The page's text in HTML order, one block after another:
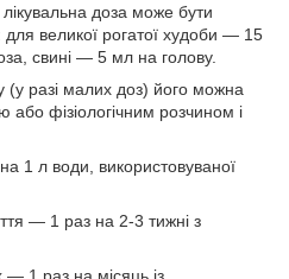
доза може бути
великої рогатої худоби — 15
свині — 5 мл на голову.
разі малих доз) його можна
фізіологічним розчином і
1 л води, використовуваної
— 1 раз на 2-3 тижні з
1 раз на місяць із